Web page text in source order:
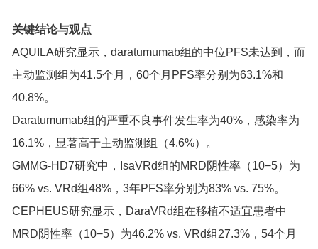
关键结论与观点
AQUILA研究显示，daratumumab组的中位PFS未达到，而
主动监测组为41.5个月，60个月PFS率分别为63.1%和
40.8%。
Daratumumab组的严重不良事件发生率为40%，感染率为
16.1%，显著高于主动监测组（4.6%）。
GMMG-HD7研究中，IsaVRd组的MRD阴性率（10−5）为
66% vs. VRd组48%，3年PFS率分别为83% vs. 75%。
CEPHEUS研究显示，DaraVRd组在移植不适宜患者中
MRD阴性率（10−5）为46.2% vs. VRd组27.3%，54个月